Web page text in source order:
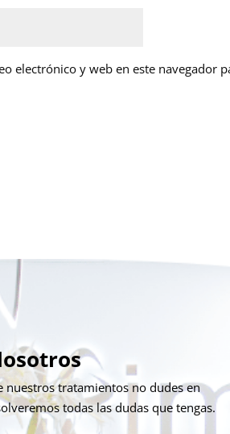
electrónico y web en este navegador
nuestros tratamientos no dudes en
todas las dudas que tengas.